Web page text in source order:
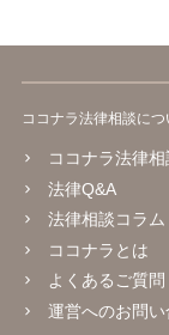
ココナラ法律相談につ
ココナラ法律
法律Q&A
法律相談コラム
ココナラとは
よくあるご質問
運営へのお問